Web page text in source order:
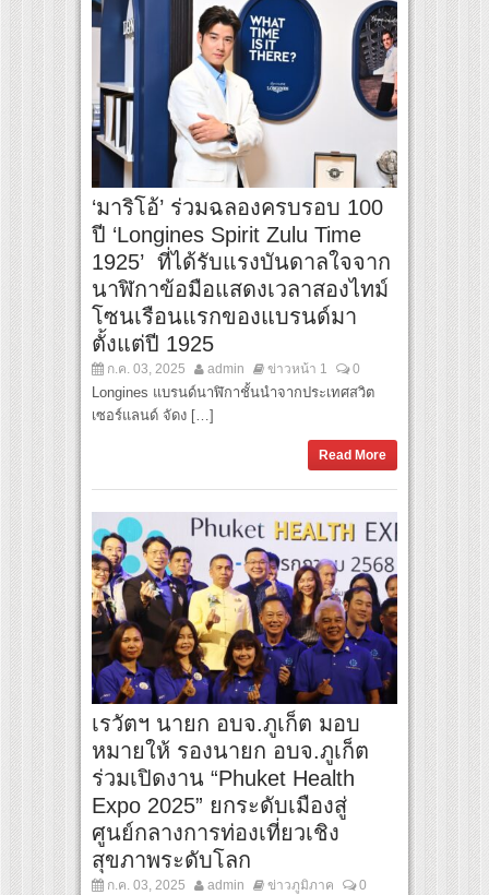
‘มาริโอ้’ ร่วมฉลองครบรอบ 100
ปี ‘Longines Spirit Zulu Time
1925’ ที่ได้รับแรงบันดาลใจจาก
นาฬิกาข้อมือแสดงเวลาสองไทม์
โซนเรือนแรกของแบรนด์มา
ตั้งแต่ปี 1925
ก.ค. 03, 2025 admin ข่าวหน้า 1 0
Longines แบรนด์นาฬิกาชั้นนำจากประเทศสวิต
เซอร์แลนด์ จัดง […]
Read More
เรวัตฯ นายก อบจ.ภูเก็ต มอบ
หมายให้ รองนายก อบจ.ภูเก็ต
ร่วมเปิดงาน “Phuket Health
Expo 2025” ยกระดับเมืองสู่
ศูนย์กลางการท่องเที่ยวเชิง
สุขภาพระดับโลก
ก.ค. 03, 2025 admin ข่าวภูมิภาค 0